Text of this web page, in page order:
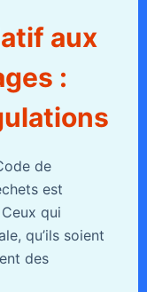
aux
:
de
est
qui
qu’ils soient
des